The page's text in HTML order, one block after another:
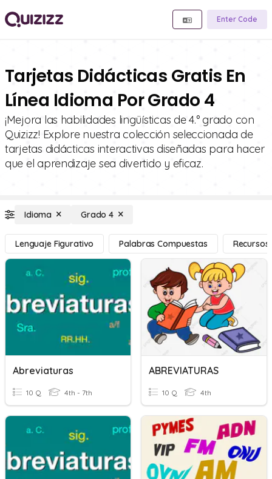
Enter Code
Tarjetas Didácticas Gratis En
Línea Idioma Por Grado 4
¡Mejora las habilidades lingüísticas de 4.° grado con
Quizizz! Explore nuestra colección seleccionada de
tarjetas didácticas interactivas diseñadas para hacer
que el aprendizaje sea divertido y eficaz.
Idioma Grado 4
Lenguaje Figurativo Palabras Compuestas
Abreviaturas
10 Q 4th - 7th
ABREVIATURAS
10 Q 4th